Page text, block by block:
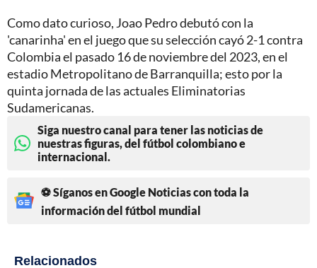
Como dato curioso, Joao Pedro debutó con la
'canarinha' en el juego que su selección cayó 2-1 contra
Colombia el pasado 16 de noviembre del 2023, en el
estadio Metropolitano de Barranquilla; esto por la
quinta jornada de las actuales Eliminatorias
Sudamericanas.
Siga nuestro canal para tener las noticias de
nuestras figuras, del fútbol colombiano e
internacional.
⚽ Síganos en Google Noticias con toda la
información del fútbol mundial
Relacionados